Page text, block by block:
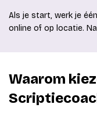
Als je start, werk je
online of op locatie.
Waarom